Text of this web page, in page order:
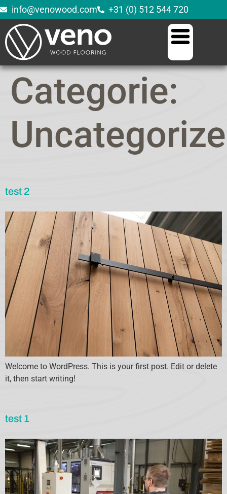
info@venowood.com +31 (0) 512 544 720
Categorie:
test 2
Welcome to WordPress. This is your first post. Edit or delete
it, then start writing!
test 1